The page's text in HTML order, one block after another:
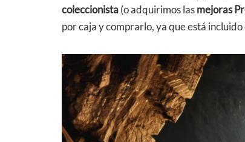
coleccionista (o adquirimos las mejoras
por caja y comprarlo, ya que está